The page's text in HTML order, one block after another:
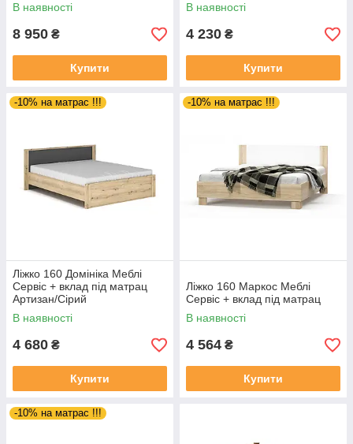
В наявності
8 950 ₴
Купити
В наявності
4 230 ₴
Купити
-10% на матрас !!!
Ліжко 160 Домініка Меблі
Сервіс + вклад під матрац
Артизан/Сірий
В наявності
4 680 ₴
Купити
-10% на матрас !!!
Ліжко 160 Маркос Меблі
Сервіс + вклад під матрац
В наявності
4 564 ₴
Купити
-10% на матрас !!!